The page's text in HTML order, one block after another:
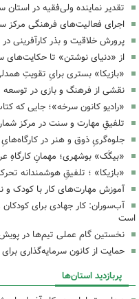
تقدیر نماینده ولی‌فقیه در استان
اجرای فعالیت‌های فرهنگی مرکز
پرورش خلاقیت و بذر کارآفرینی
از «دنیای نوشتن» تا
«بازیکا» بستری برایِ تقویتِ
نقشی از فرهنگ و بازی در توسعه
«رادیو کانون سرخه»؛ جایی که
تلفیقِ مهارت و سنت در مرکز
جلوه‌گریِ ذوق و هنر در کارگاه‌هایِ
«بیگَک» بوشهری؛ مهمانِ کارگاهِ
«بازیکا» ؛ تلفیقِ هوشمندانه
آموزش مهارت‌های کار با کودک و
آب‌سوران: کار جهادی برای کودکان
است
نخستین گام عملی تیم‌ها در
حمایت از کانون سرمایه‌گذاری
پربازدید استان‌ها